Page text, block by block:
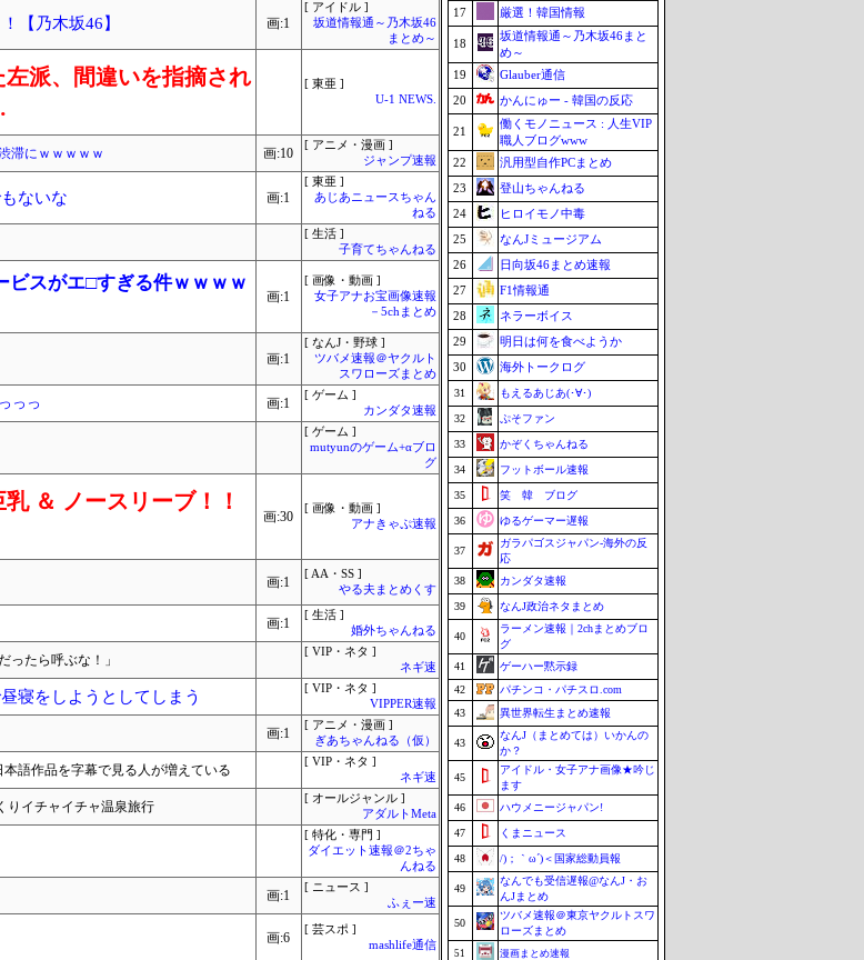
【乃木坂46】 画:1
[ アイドル ]
坂道情報通～乃木坂46
まとめ～
派、間違いを指摘され
[ 東亜 ]
U-1 NEWS.
滞にｗｗｗｗｗ 画:10
[ アニメ・漫画 ]
ジャンプ速報
ないな 画:1
[ 東亜 ]
あじあニュースちゃん
ねる
[ 生活 ]
子育てちゃんねる
ビスがエ□すぎる件ｗｗｗｗ
画:1
[ 画像・動画 ]
女子アナお宝画像速報
－5chまとめ
画:1
[ なんJ・野球 ]
ツバメ速報＠ヤクルト
スワローズまとめ
っっ 画:1
[ ゲーム ]
カンダタ速報
[ ゲーム ]
mutyunのゲーム+αブロ
グ
＆ ノースリーブ！！
画:30
[ 画像・動画 ]
アナきゃぷ速報
画:1
[ AA・SS ]
やる夫まとめくす
画:1
[ 生活 ]
婚外ちゃんねる
ったら呼ぶな！」
[ VIP・ネタ ]
ネギ速
寝をしようとしてしまう
[ VIP・ネタ ]
VIPPER速報
画:1
[ アニメ・漫画 ]
ぎあちゃんねる（仮）
語作品を字幕で見る人が増えている
[ VIP・ネタ ]
ネギ速
りイチャイチャ温泉旅行
[ オールジャンル ]
アダルトMeta
[ 特化・専門 ]
ダイエット速報＠2ちゃ
んねる
画:1
[ ニュース ]
ふぇー速
画:6
[ 芸スポ ]
mashlife通信
17
厳選！韓国情報
18
坂道情報通～乃木坂46まと
め～
19
Glauber通信
20
かんにゅー - 韓国の反応
21
働くモノニュース : 人生VIP
職人ブログwww
22
汎用型自作PCまとめ
23
登山ちゃんねる
24
ヒロイモノ中毒
25
なんJミュージアム
26
日向坂46まとめ速報
27
F1情報通
28
ネラーボイス
29
明日は何を食べようか
30
海外トークログ
31 もえるあじあ(･∀･)
32 ぷそファン
33 かぞくちゃんねる
34 フットボール速報
35 笑 韓 ブログ
36 ゆるゲーマー遅報
37
ガラパゴスジャパン-海外の反
応
38
カンダタ速報
39 なんJ政治ネタまとめ
40
ラーメン速報｜2chまとめブロ
グ
41
ゲーハー黙示録
42
パチンコ・パチスロ.com
43
異世界転生まとめ速報
43
なんJ（まとめては）いかんの
か？
45
アイドル・女子アナ画像★吟じ
ます
46
ハウメニージャパン!
47 くまニュース
48 /)；｀ω´)＜国家総動員報
49
なんでも受信遅報@なんJ・お
んJまとめ
50
ツバメ速報＠東京ヤクルトスワ
ローズまとめ
51 漫画まとめ速報